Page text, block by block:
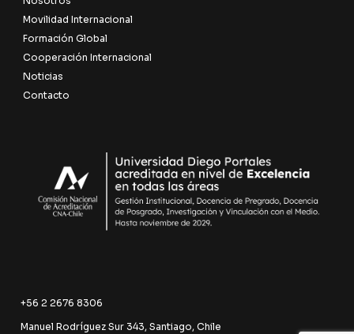
Movilidad Internacional
Formación Global
Cooperación Internacional
Noticias
Contacto
+56 2 2676 8306
Manuel Rodríguez Sur 343, Santiago, Chile